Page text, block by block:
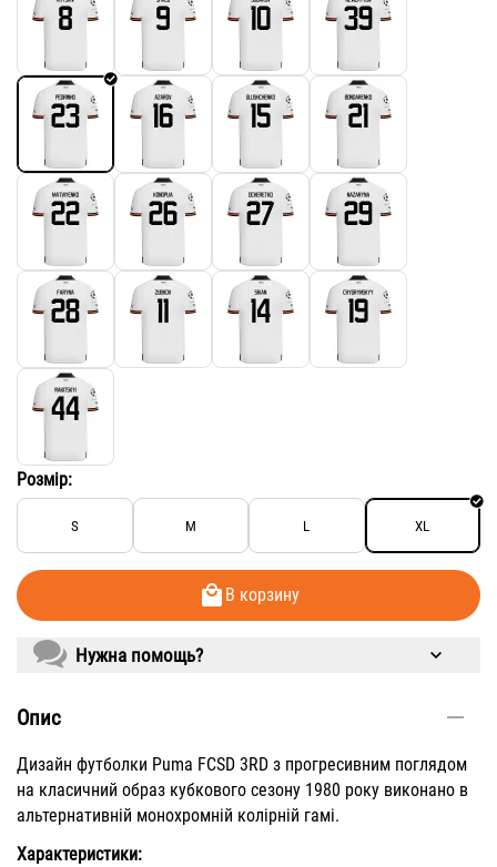
Розмір:
S M L XL
В корзину
Нужна помощь?
Опис
Дизайн футболки Puma FCSD 3RD з прогресивним поглядом
на класичний образ кубкового сезону 1980 року виконано в
альтернативній монохромній колірній гамі.
Характеристики: